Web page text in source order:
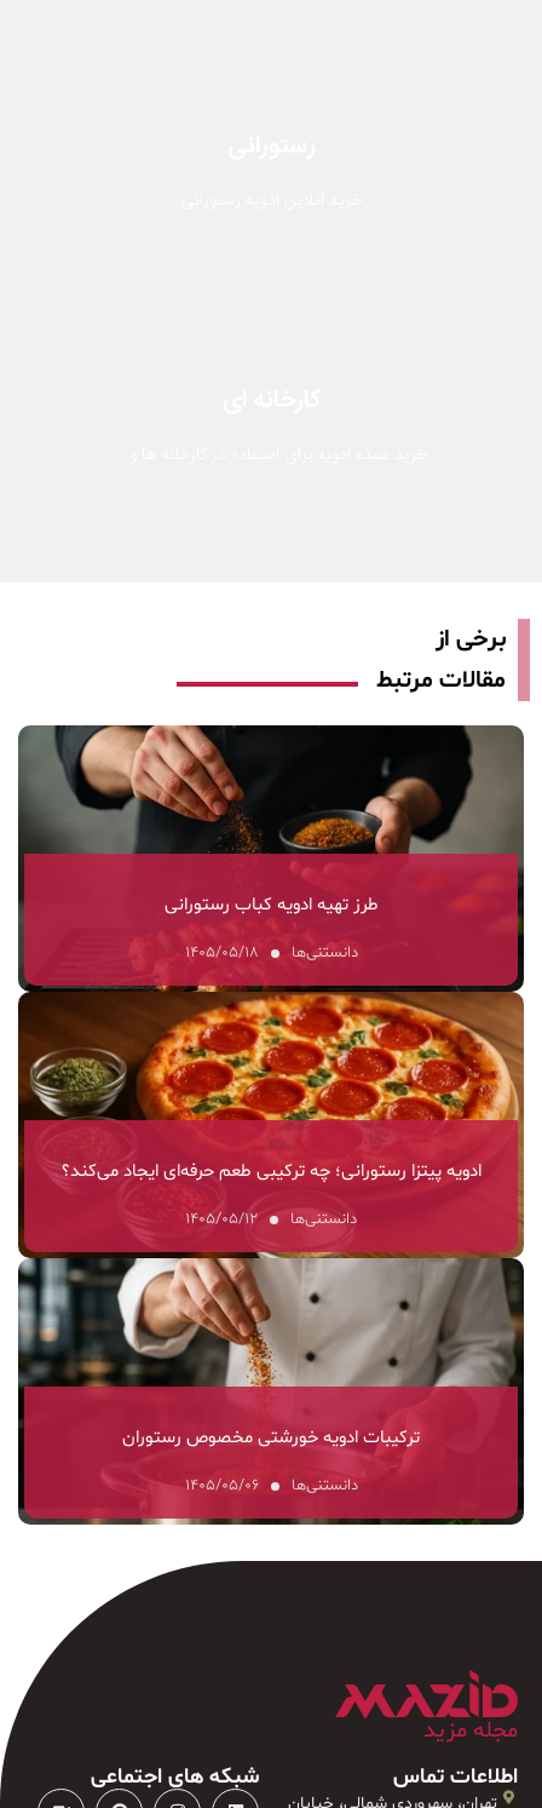
برخی از
مقالات مرتبط
دانستنی‌ها ۱۴۰۵/۰۵/۱۸
طرز تهیه ادویه کباب رستورانی
دانستنی‌ها ۱۴۰۵/۰۵/۱۲
ادویه پیتزا رستورانی؛ چه ترکیبی طعم حرفه‌ای ایجاد می‌کند؟
دانستنی‌ها ۱۴۰۵/۰۵/۰۶
ترکیبات ادویه خورشتی مخصوص رستوران
مجله مزید
اطلاعات تماس شبکه های اجتماعی